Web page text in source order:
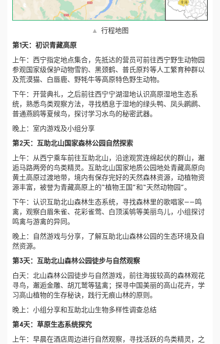
▲ 行程地图
第1天：初识青藏高原
上午：西宁指定地点集合，先抵达的营员可前往西宁野生动物园
参观国家级保护动物雪豹、黑颈鹤、普氏原羚等人工繁育种群以
及荒漠猫、白唇鹿、野牦牛等高原特色野生动物。
下午：开营典礼，之后前往西宁宁湖湿地认识高原湿地生态系
统，熟悉鸟类观察方法，寻找栖息于湿地的绿头鸭、凤头䴙䴘、
普通燕鸥等夏候鸟，探讨学习水鸟的秘密武器。
晚上：室内游戏及小组分享
第2天：互助北山国家森林公园自然探索
上午：从西宁乘车前往互助北山，沿途观赏连绵起伏的群山，邂
逅马路两旁的鸟类精灵。互助北山国家地质公园地处青藏高原向
黄土高原过渡地带，境内有保存完好的天然森林资源，动植物资
源丰富，被誉为青藏高原上的“植物王国”和“天然动物园”。
下午：认识互助北山森林生态系统，寻找森林里的歌唱家——鸣
禽，观察白眉朱雀、花彩雀莺、白顶溪鸲等美丽鸟儿，小组探讨
鸣禽与游禽的异同。
晚上：自然游戏与分享，了解互助北山森林公园的生态环境及自
然资源。
第3天：互助北山森林公园徒步与自然观察
白天：北山森林公园徒步与自然游戏，前往海拔较高的森林观花
寻鸟，邂逅金雕、胡兀鹫等猛禽；探寻中国美丽的高山花卉，学
习高山植物的生存秘诀，践行无痕山林的原则。
晚上：小组分享和互助北山生物多样性调查总结
第4天：草原生态系统探究
上午：早晨在酒店周边进行自然观察，寻找活跃的鸟类精灵，之